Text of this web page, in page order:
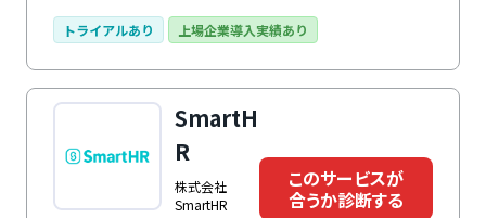
ンが苦手な社員がいても安心です。承認・決裁の証跡を
プウェアや基幹システムなどさまざまな業務システムや
主要パッケージ製品・クラウドサービスと連携し、さら
なる業務効率化を実現します。
トライアルあり 上場企業導入実績あり
SmartH
R
株式会社
SmartHR
このサービスが
合うか診断する